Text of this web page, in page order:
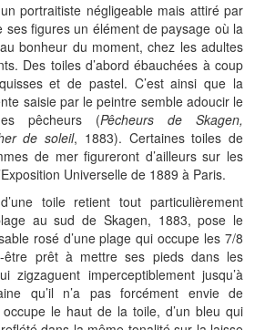
portraitiste négligeable mais attiré par
ses figures un élément de paysage où la
bonheur du moment, chez les adultes
Des toiles d’abord ébauchées à coup
et de pastel. C’est ainsi que la
saisie par le peintre semble adoucir le
pêcheurs (Pêcheurs de Skagen,
de soleil, 1883). Certaines toiles de
de mer figureront d’ailleurs sur les
Universelle de 1889 à Paris.
toile retient tout particulièrement
au sud de Skagen, 1883, pose le
rosé d’une plage qui occupe les 7/8
être prêt à mettre ses pieds dans les
zigzaguent imperceptiblement jusqu’à
qu’il n’a pas forcément envie de
le haut de la toile, d’un bleu qui